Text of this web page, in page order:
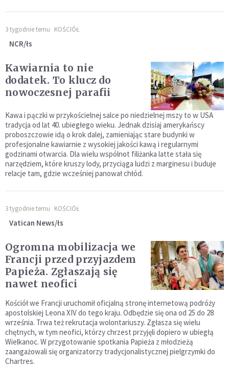
3 tygodnie temu KOŚCIÓŁ
NCR/łs
Kawiarnia to nie
dodatek. To klucz do
nowoczesnej parafii
Kawa i pączki w przykościelnej salce po niedzielnej mszy to w USA
tradycja od lat 40. ubiegłego wieku. Jednak dzisiaj amerykańscy
proboszczowie idą o krok dalej, zamieniając stare budynki w
profesjonalne kawiarnie z wysokiej jakości kawą i regularnymi
godzinami otwarcia. Dla wielu wspólnot filiżanka latte stała się
narzędziem, które kruszy lody, przyciąga ludzi z marginesu i buduje
relacje tam, gdzie wcześniej panował chłód.
3 tygodnie temu KOŚCIÓŁ
Vatican News/łs
Ogromna mobilizacja we
Francji przed przyjazdem
Papieża. Zgłaszają się
nawet neofici
Kościół we Francji uruchomił oficjalną stronę internetową podróży
apostolskiej Leona XIV do tego kraju. Odbędzie się ona od 25 do 28
września. Trwa też rekrutacja wolontariuszy. Zgłasza się wielu
chętnych, w tym neofici, którzy chrzest przyjęli dopiero w ubiegłą
Wielkanoc. W przygotowanie spotkania Papieża z młodzieżą
zaangażowali się organizatorzy tradycjonalistycznej pielgrzymki do
Chartres.